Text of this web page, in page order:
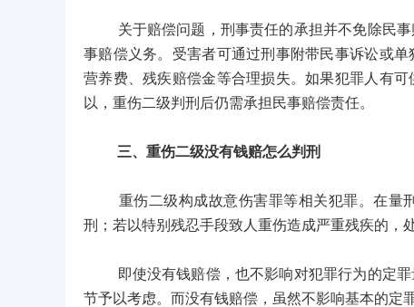
关于赔偿问题，刑事责任的承担并不免除民事
事赔偿义务。受害者可通过刑事附带民事诉讼或
营养费、残疾赔偿金等合理损失。如果犯罪人有
以，重伤二级判刑后仍需承担民事赔偿责任。
三、重伤二级没有钱赔怎么判刑
重伤二级构成故意伤害罪等相关犯罪。在量刑
刑；若以特别残忍手段致人重伤造成严重残疾的，
即使没有钱赔偿，也不影响对犯罪行为的定罪
节予以考虑。而没有钱赔偿，虽然不影响基本的定